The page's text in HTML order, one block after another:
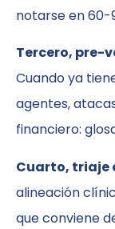
notarse en 60-
Tercero, pre-
Cuando ya
agentes,
financiero:
Cuarto, triaje
alineación
que conviene